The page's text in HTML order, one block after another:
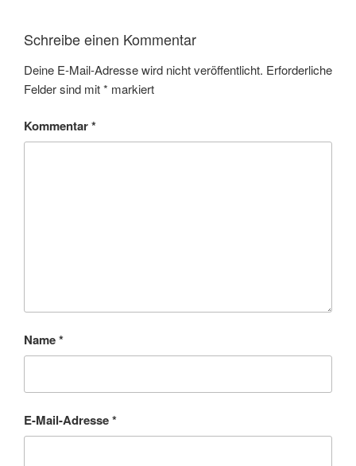
Schreibe einen Kommentar
Deine E-Mail-Adresse wird nicht veröffentlicht. Erforderliche
Felder sind mit* markiert
Kommentar*
Name*
E-Mail-Adresse*